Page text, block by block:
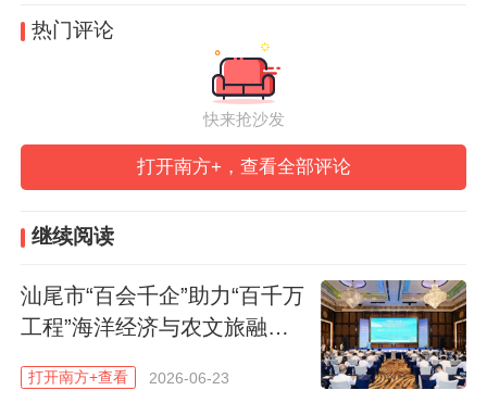
务、丰硕的产教融合建设成果以及深度服务
清远地方经济产业发展的特色举措表示充分
肯定和高度赞扬。他表示，当前清远正加快
构建“14321”现代化产业体系，谋划打造环
省职教城经济圈，持续完善产教融合服务平
台，着力打通供需信息壁垒、对接精度不
新链、产业链、资金链、人才链深度融合，
促进校企合作走深走实、产业科技互促双
强。广东产教融合示范园区定位准、落地
热门评论
快来抢沙发
打开南方+，查看全部评论
继续阅读
汕尾市“百会千企”助力“百千万
工程”海洋经济与农文旅融合
打开南方+查看 2026-06-23